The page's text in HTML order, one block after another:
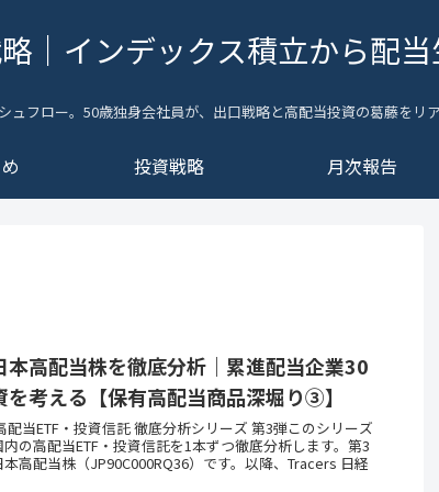
｜インデックス積立から配
ュフロー。50歳独身会社員が、出口戦略と高配当投資の葛藤をリ
投資戦略 月次報告
本高配当株を徹底分析｜累進配当企業30
を考える【保有高配当商品深堀り③】
配当ETF・投資信託 徹底分析シリーズ 第3弾このシリーズ
の高配当ETF・投資信託を1本ずつ徹底分析します。第3
高配当株（JP90C000RQ36）です。以降、Tracers 日経